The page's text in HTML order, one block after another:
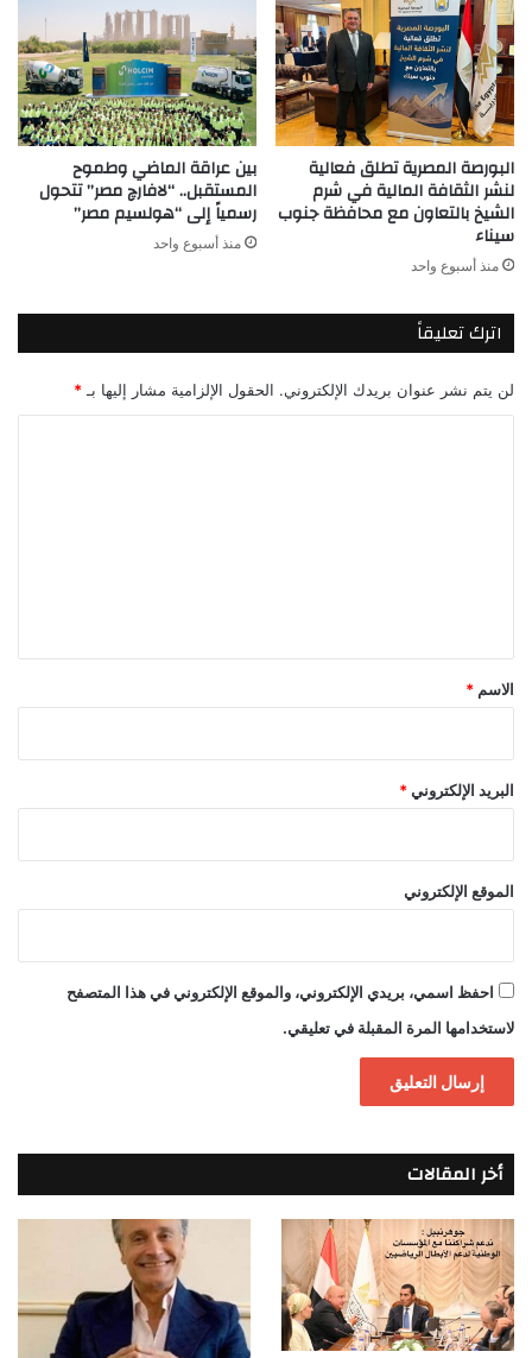
البورصة المصرية تطلق فعالية
لنشر الثقافة المالية في شرم
الشيخ بالتعاون مع محافظة جنوب
سيناء
منذ أسبوع واحد
بين عراقة الماضي وطموح
المستقبل.. “لافارچ مصر” تتحول
رسمياً إلى “هولسيم مصر”
منذ أسبوع واحد
اترك تعليقاً
لن يتم نشر عنوان بريدك الإلكتروني. الحقول الإلزامية مشار إليها بـ *
*
الاسم *
البريد الإلكتروني *
الموقع الإلكتروني
احفظ اسمي، بريدي الإلكتروني، والموقع الإلكتروني في هذا المتصفح
لاستخدامها المرة المقبلة في تعليقي.
أخر المقالات